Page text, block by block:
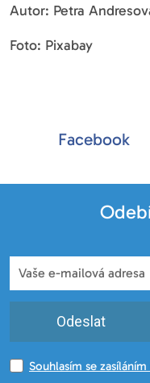
Autor: Petra
Foto: Pixabay
Facebook
Odeslat
Souhlasím se